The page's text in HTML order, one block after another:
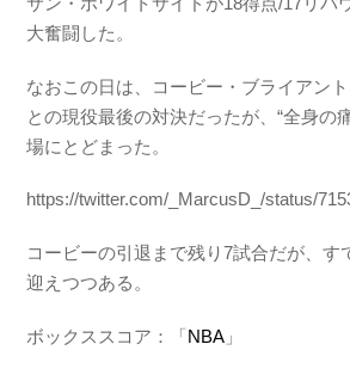
大奮闘した。
なおこの日は、コービー・ブライアン
との現役最後の対決だったが、“全身の
場にとどまった。
https://twitter.com/_MarcusD_/status/
コービーの引退まで残り7試合だが、す
迎えつつある。
ボックススコア：「NBA 」